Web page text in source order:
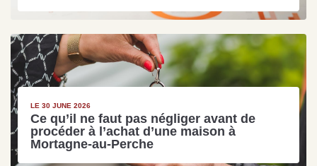
LE 30 JUNE 2026
Ce qu’il ne faut pas négliger avant de
procéder à l’achat d’une maison à
Mortagne-au-Perche